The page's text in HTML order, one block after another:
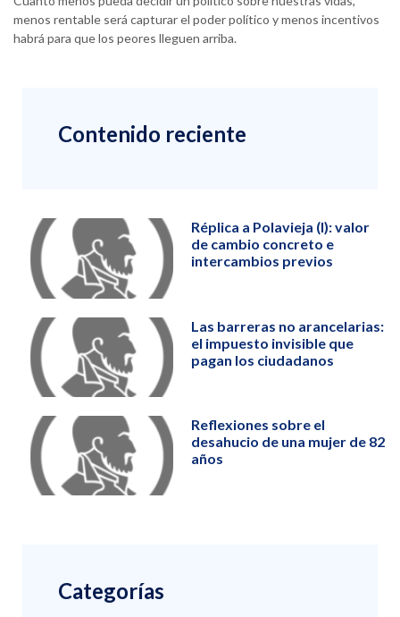
menos rentable será capturar el poder político y menos incentivos
habrá para que los peores lleguen arriba.
Contenido reciente
Réplica a Polavieja (I): valor
de cambio concreto e
intercambios previos
Las barreras no arancelarias:
el impuesto invisible que
pagan los ciudadanos
Reflexiones sobre el
desahucio de una mujer de 82
años
Categorías